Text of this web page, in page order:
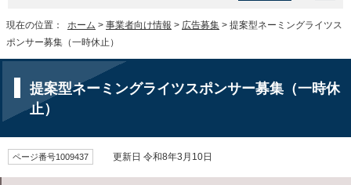
現在の位置： ホーム > 事業者向け情報 > 広告募集 > 提案型ネーミングライツス
ポンサー募集（一時休止）
提案型ネーミングライツスポンサー募集（一時休
止）
ページ番号1009437 更新日 令和8年3月10日